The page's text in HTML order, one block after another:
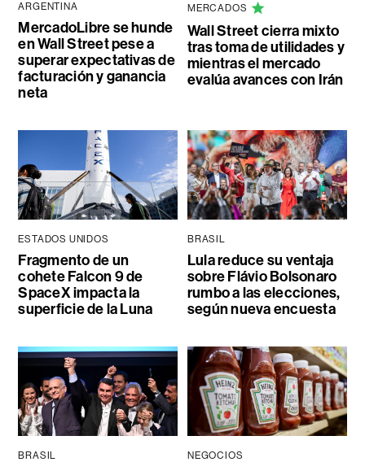
ARGENTINA
MercadoLibre se hunde
en Wall Street pese a
superar expectativas de
facturación y ganancia
neta
MERCADOS
Wall Street cierra mixto
tras toma de utilidades y
mientras el mercado
evalúa avances con Irán
ESTADOS UNIDOS
Fragmento de un
cohete Falcon 9 de
SpaceX impacta la
superficie de la Luna
BRASIL
Lula reduce su ventaja
sobre Flávio Bolsonaro
rumbo a las elecciones,
según nueva encuesta
BRASIL NEGOCIOS